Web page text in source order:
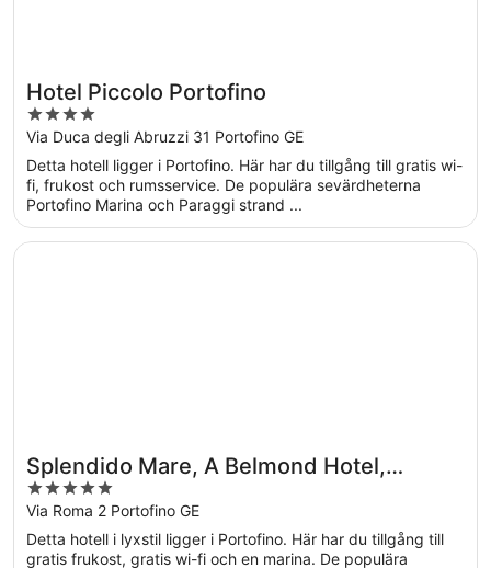
Hotel Piccolo Portofino
4
out
of
5
Via Duca degli Abruzzi 31 Portofino GE
Detta hotell ligger i Portofino. Här har du tillgång till gratis wi-
fi, frukost och rumsservice. De populära sevärdheterna
Portofino Marina och Paraggi strand ...
Splendido Mare, A Belmond Hotel,
Portofino
5
out
of
5
Via Roma 2 Portofino GE
Detta hotell i lyxstil ligger i Portofino. Här har du tillgång till
gratis frukost, gratis wi-fi och en marina. De populära
Öppnas i ett nytt fönster
Splendido Mare, A Belmond Hotel, Portofino